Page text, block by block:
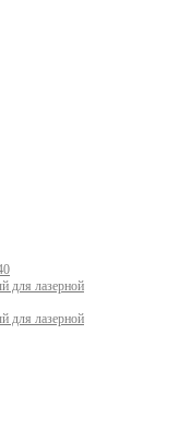
для лазерной
для лазерной